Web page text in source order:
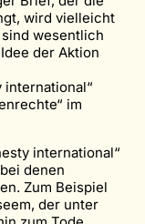
wird vielleicht
wesentlich
der Aktion
international“
im
international“
denen
Zum Beispiel
der unter